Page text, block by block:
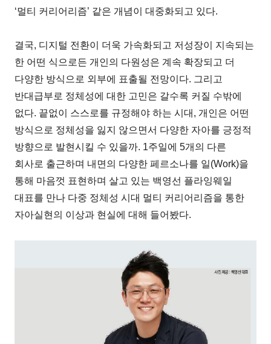
‘멀티 커리어리즘’ 같은 개념이 대중화되고 있다.
결국, 디지털 전환이 더욱 가속화되고 저성장이 지속되는
한 어떤 식으로든 개인의 다원성은 계속 확장되고 더
다양한 방식으로 외부에 표출될 전망이다. 그리고
반대급부로 정체성에 대한 고민은 갈수록 커질 수밖에
없다. 끝없이 스스로를 규정해야 하는 시대, 개인은 어떤
방식으로 정체성을 잃지 않으면서 다양한 자아를 긍정적
방향으로 발현시킬 수 있을까. 1주일에 5개의 다른
회사로 출근하며 내면의 다양한 페르소나를 일(Work)을
통해 마음껏 표현하며 살고 있는 백영선 플라잉웨일
대표를 만나 다중 정체성 시대 멀티 커리어리즘을 통한
자아실현의 이상과 현실에 대해 들어봤다.